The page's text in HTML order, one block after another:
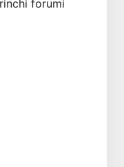
forumi